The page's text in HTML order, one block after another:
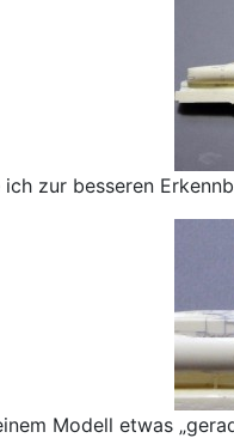
zur besseren
Modell etwas